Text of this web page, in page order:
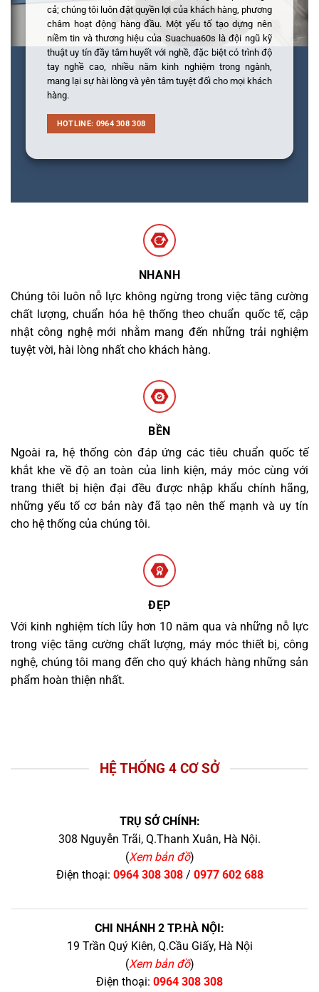
cả; chúng tôi luôn đặt quyền lợi của khách hàng, phương
châm hoạt động hàng đầu. Một yếu tố tạo dựng nên
niềm tin và thương hiệu của Suachua60s là đội ngũ kỹ
thuật uy tín đầy tâm huyết với nghề, đặc biệt có trình độ
tay nghề cao, nhiều năm kinh nghiệm trong ngành,
mang lại sự hài lòng và yên tâm tuyệt đối cho mọi khách
hàng.
HOTLINE: 0964 308 308
NHANH
Chúng tôi luôn nỗ lực không ngừng trong việc tăng cường
chất lượng, chuẩn hóa hệ thống theo chuẩn quốc tế, cập
nhật công nghệ mới nhằm mang đến những trải nghiệm
tuyệt vời, hài lòng nhất cho khách hàng.
BỀN
Ngoài ra, hệ thống còn đáp ứng các tiêu chuẩn quốc tế
khắt khe về độ an toàn của linh kiện, máy móc cùng với
trang thiết bị hiện đại đều được nhập khẩu chính hãng,
những yếu tố cơ bản này đã tạo nên thế mạnh và uy tín
cho hệ thống của chúng tôi.
ĐẸP
Với kinh nghiệm tích lũy hơn 10 năm qua và những nỗ lực
trong việc tăng cường chất lượng, máy móc thiết bị, công
nghệ, chúng tôi mang đến cho quý khách hàng những sản
phẩm hoàn thiện nhất.
HỆ THỐNG 4 CƠ SỞ
TRỤ SỞ CHÍNH:
308 Nguyễn Trãi, Q.Thanh Xuân, Hà Nội.
(Xem bản đồ)
Điện thoại: 0964 308 308/ 0977 602 688
CHI NHÁNH 2 TP.HÀ NỘI:
19 Trần Quý Kiên, Q.Cầu Giấy, Hà Nội
(Xem bản đồ)
Điện thoại: 0964 308 308